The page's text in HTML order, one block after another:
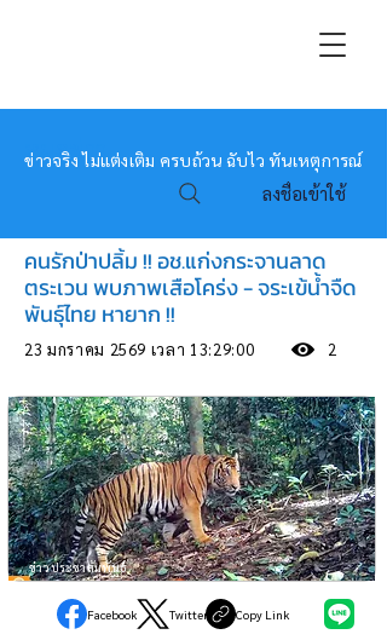
หมอข่าว
ข่าวจริง ไม่แต่งเติม ครบถ้วน ฉับไว ทันเหตุการณ์
ลงชื่อเข้าใช้
คนรักป่าปลิ้ม !! อช.แก่งกระจานลาด
ตระเวน พบภาพเสือโคร่ง - จระเข้น้ำจืด
พันธุ์ไทย หายาก !!
23 มกราคม 2569 เวลา 13:29:00 2
ข่าวประชาสัมพันธ์
Facebook Twitter Copy Link